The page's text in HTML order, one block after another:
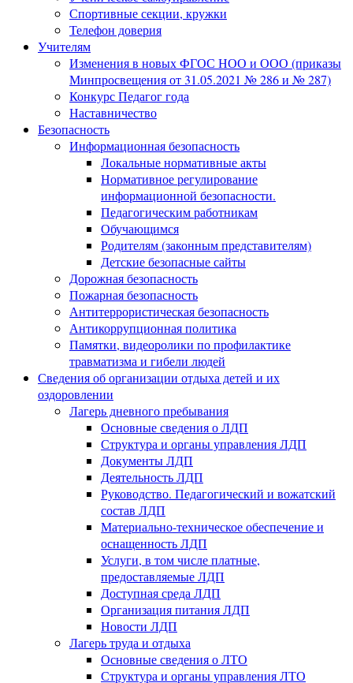
Спортивные секции, кружки
Телефон доверия
Учителям
Изменения в новых ФГОС НОО и ООО (приказы
Минпросвещения от 31.05.2021 № 286 и № 287)
Конкурс Педагог года
Наставничество
Безопасность
Информационная безопасность
Локальные нормативные акты
Нормативное регулирование
информационной безопасности.
Педагогическим работникам
Обучающимся
Родителям (законным представителям)
Детские безопасные сайты
Дорожная безопасность
Пожарная безопасность
Антитеррористическая безопасность
Антикоррупционная политика
Памятки, видеоролики по профилактике
травматизма и гибели людей
Сведения об организации отдыха детей и их
оздоровлении
Лагерь дневного пребывания
Основные сведения о ЛДП
Структура и органы управления ЛДП
Документы ЛДП
Деятельность ЛДП
Руководство. Педагогический и вожатский
состав ЛДП
Материально-техническое обеспечение и
оснащенность ЛДП
Услуги, в том числе платные,
предоставляемые ЛДП
Доступная среда ЛДП
Организация питания ЛДП
Новости ЛДП
Лагерь труда и отдыха
Основные сведения о ЛТО
Структура и органы управления ЛТО